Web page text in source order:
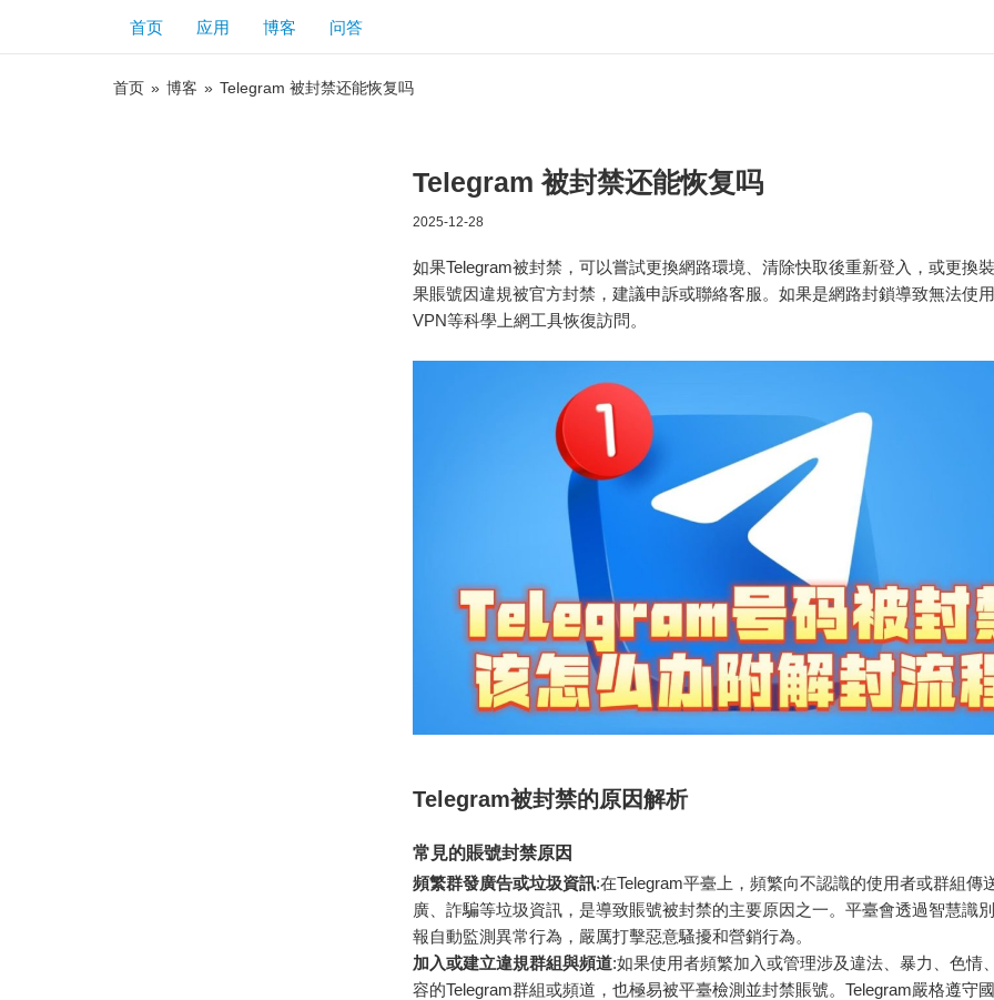
首页 应用 博客 问答
首页 » 博客 » Telegram 被封禁还能恢复吗
Telegram 被封禁还能恢复吗
2025-12-28
如果Telegram被封禁，可以嘗試更換網路環境、清除快取後重新登入，或更換
果賬號因違規被官方封禁，建議申訴或聯絡客服。如果是網路封鎖導致無法使
VPN等科學上網工具恢復訪問。
Telegram被封禁的原因解析
常見的賬號封禁原因
頻繁群發廣告或垃圾資訊:在Telegram平臺上，頻繁向不認識的使用者或群組傳
廣、詐騙等垃圾資訊，是導致賬號被封禁的主要原因之一。平臺會透過智慧識
報自動監測異常行為，嚴厲打擊惡意騷擾和營銷行為。
加入或建立違規群組與頻道:如果使用者頻繁加入或管理涉及違法、暴力、色情
容的Telegram群組或頻道，也極易被平臺檢測並封禁賬號。Telegram嚴格遵守